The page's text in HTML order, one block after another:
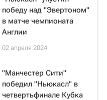
победу над "Эвертоном"
в матче чемпионата
Англии
02 апреля 2024
"Манчестер Сити"
победил "Ньюкасл" в
четвертьфинале Кубка